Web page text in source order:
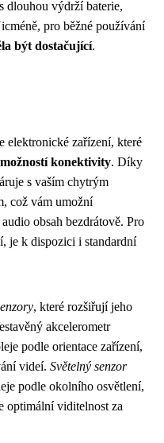
dlouhou výdrží baterie,
pro běžné používání
být dostačující.
elektronické zařízení, které
konektivity. Díky
s vaším chytrým
což vám umožní
obsah bezdrátově. Pro
je k dispozici i standardní
, které rozšiřují jeho
akcelerometr
podle orientace zařízení,
videí. Světelný senzor
podle okolního osvětlení,
optimální viditelnost za